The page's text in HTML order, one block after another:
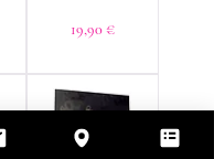
Prix
19,90 €